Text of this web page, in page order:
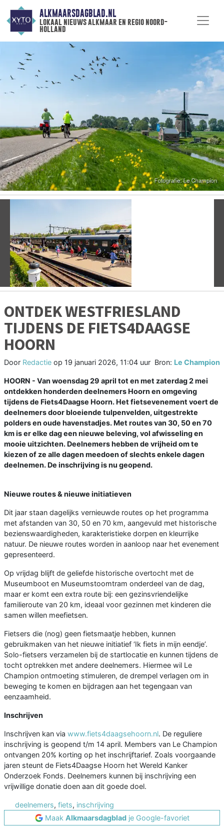
ALKMAARSDAGBLAD.NL
lokaal nieuws alkmaar en regio noord-
holland
Vorige
ONTDEK WESTFRIESLAND
TIJDENS DE FIETS4DAAGSE
HOORN
Door Redactie op 19 januari 2026, 11:04 uur Bron: Le Champion
HOORN - Van woensdag 29 april tot en met zaterdag 2 mei
ontdekken honderden deelnemers Hoorn en omgeving
tijdens de Fiets4Daagse Hoorn. Het fietsevenement voert de
deelnemers door bloeiende tulpenvelden, uitgestrekte
polders en oude havenstadjes. Met routes van 30, 50 en 70
km is er elke dag een nieuwe beleving, vol afwisseling en
mooie uitzichten. Deelnemers hebben de vrijheid om te
kiezen of ze alle dagen meedoen of slechts enkele dagen
deelnemen. De inschrijving is nu geopend.
Nieuwe routes & nieuwe initiatieven
Dit jaar staan dagelijks vernieuwde routes op het programma
met afstanden van 30, 50 en 70 km, aangevuld met historische
bezienswaardigheden, karakteristieke dorpen en kleurrijke
natuur. De nieuwe routes worden in aanloop naar het evenement
gepresenteerd.
Op vrijdag blijft de geliefde historische overtocht met de
Museumboot en Museumstoomtram onderdeel van de dag,
maar er komt een extra route bij: een gezinsvriendelijke
familieroute van 20 km, ideaal voor gezinnen met kinderen die
samen willen meefietsen.
Fietsers die (nog) geen fietsmaatje hebben, kunnen
gebruikmaken van het nieuwe initiatief ‘Ik fiets in mijn eendje’.
Solo-fietsers verzamelen bij de startlocatie en kunnen tijdens de
tocht optrekken met andere deelnemers. Hiermee wil Le
Champion ontmoeting stimuleren, de drempel verlagen om in
beweging te komen en bijdragen aan het tegengaan van
eenzaamheid.
Inschrijven
Inschrijven kan via www.fiets4daagsehoorn.nl. De reguliere
inschrijving is geopend t/m 14 april. Members van Le Champion
ontvangen 20% korting op het inschrijftarief. Zoals voorgaande
jaren steunt de Fiets4Daagse Hoorn het Wereld Kanker
Onderzoek Fonds. Deelnemers kunnen bij inschrijving een
vrijwillige donatie doen aan dit goede doel.
deelnemers, fiets, inschrijving
Maak Alkmaarsdagbladje Google-favoriet